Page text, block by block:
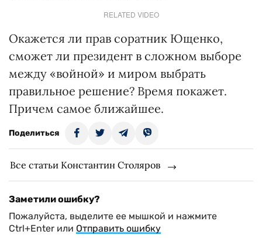
RELATED VIDEO
Окажется ли прав соратник Ющенко,
сможет ли президент в сложном выборе
между «войной» и миром выбрать
правильное решение? Время покажет.
Причем самое ближайшее.
Поделиться
Все статьи Константин Столяров
Заметили ошибку?
Пожалуйста, выделите ее мышкой и нажмите
Ctrl+Enter или Отправить ошибку